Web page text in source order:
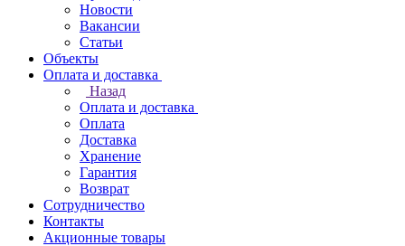
Новости
Вакансии
Статьи
Объекты
Оплата и доставка
Назад
Оплата и доставка
Оплата
Доставка
Хранение
Гарантия
Возврат
Сотрудничество
Контакты
Акционные товары